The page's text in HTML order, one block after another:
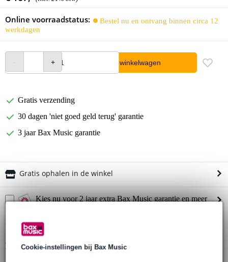
Cookie-instellingen bij Bax Music
Online voorraadstatus:
Bestel nu en ontvang binnen circa 12
werkdagen
In winkelwagen
Gratis verzending
30 dagen 'niet goed geld terug' garantie
3 jaar Bax Music garantie
Gratis ophalen in de winkel
Kies nu voor 2 jaar extra Bax Music garantie en meer
€ 5,35 eenmalig
Productinformatie